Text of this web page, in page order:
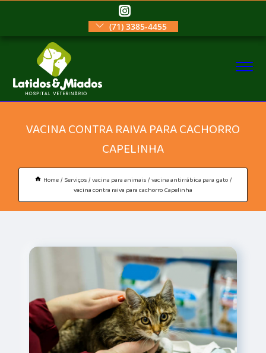
(71) 3385-4455
VACINA CONTRA RAIVA PARA CACHORRO
CAPELINHA
Home Serviços vacina para animais vacina antirrábica para gato
vacina contra raiva para cachorro Capelinha